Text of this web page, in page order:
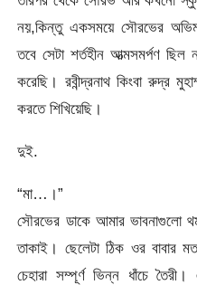
নয়,কিন্তু একসময়ে সৌরভের
তবে সেটা শর্তহীন আত্মসমর্পণ ছিল
করেছি। রবীন্দ্রনাথ কিংবা রুদ্র
করতে শিখিয়েছি।
দুই.
“মা…।”
সৌরভের ডাকে আমার ভাবনাগুলো
তাকাই। ছেলেটা ঠিক ওর বাবার
চেহারা সম্পূর্ণ ভিন্ন ধাঁচে